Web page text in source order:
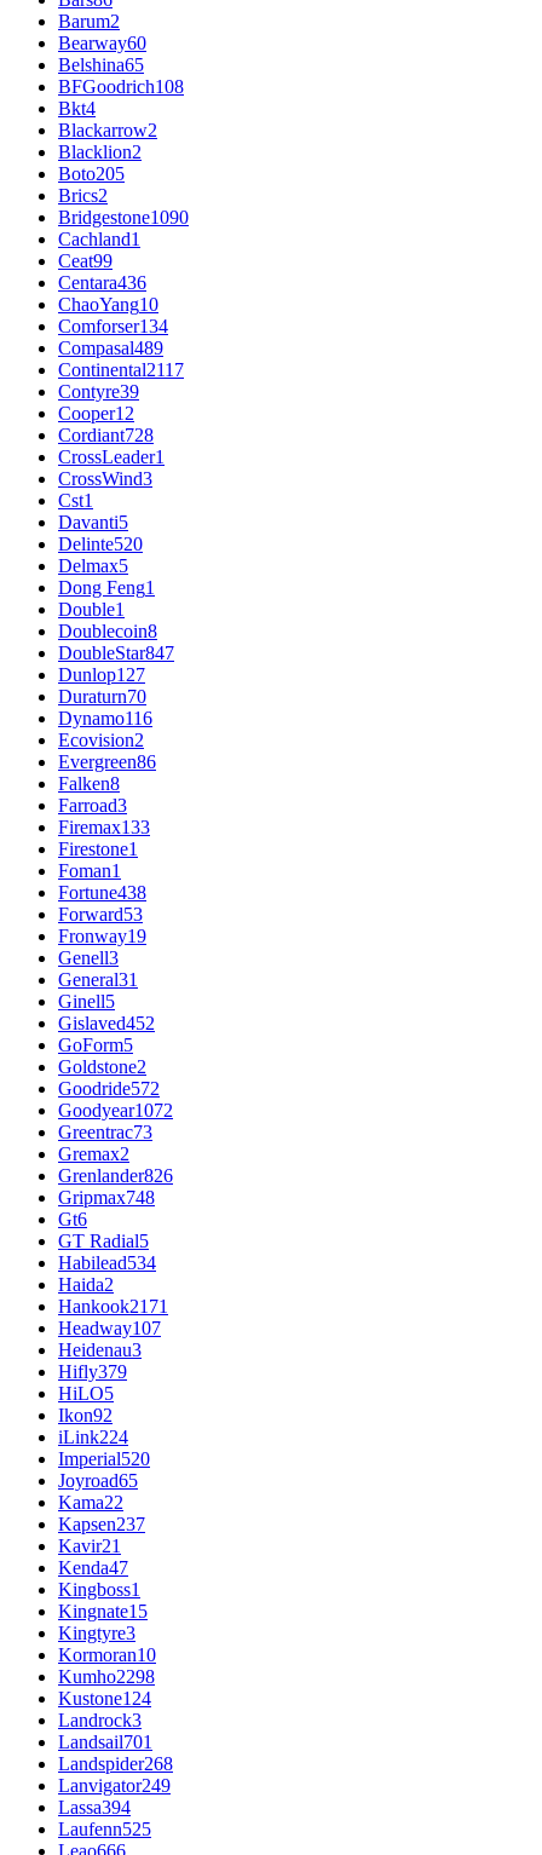
Barum2
Bearway60
Belshina65
BFGoodrich108
Bkt4
Blackarrow2
Blacklion2
Boto205
Brics2
Bridgestone1090
Cachland1
Ceat99
Centara436
ChaoYang10
Comforser134
Compasal489
Continental2117
Contyre39
Cooper12
Cordiant728
CrossLeader1
CrossWind3
Cst1
Davanti5
Delinte520
Delmax5
Dong Feng1
Double1
Doublecoin8
DoubleStar847
Dunlop127
Duraturn70
Dynamo116
Ecovision2
Evergreen86
Falken8
Farroad3
Firemax133
Firestone1
Foman1
Fortune438
Forward53
Fronway19
Genell3
General31
Ginell5
Gislaved452
GoForm5
Goldstone2
Goodride572
Goodyear1072
Greentrac73
Gremax2
Grenlander826
Gripmax748
Gt6
GT Radial5
Habilead534
Haida2
Hankook2171
Headway107
Heidenau3
Hifly379
HiLO5
Ikon92
iLink224
Imperial520
Joyroad65
Kama22
Kapsen237
Kavir21
Kenda47
Kingboss1
Kingnate15
Kingtyre3
Kormoran10
Kumho2298
Kustone124
Landrock3
Landsail701
Landspider268
Lanvigator249
Lassa394
Laufenn525
Leao666